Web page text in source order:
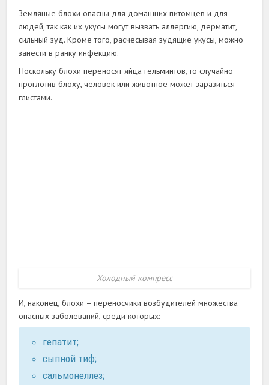
Земляные блохи опасны для домашних питомцев и для
людей, так как их укусы могут вызвать аллергию, дерматит,
сильный зуд. Кроме того, расчесывая зудящие укусы, можно
занести в ранку инфекцию.
Поскольку блохи переносят яйца гельминтов, то случайно
проглотив блоху, человек или животное может заразиться
глистами.
Холодный компресс
И, наконец, блохи – переносчики возбудителей множества
опасных заболеваний, среди которых:
гепатит;
сыпной тиф;
сальмонеллез;